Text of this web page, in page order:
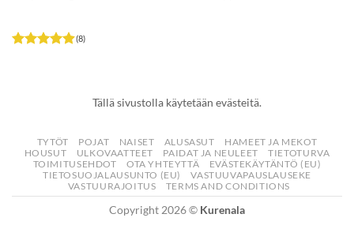
(8)
Tällä sivustolla käytetään evästeitä.
TYTÖT POJAT NAISET ALUSASUT
HAMEET JA MEKOT
HOUSUT
ULKOVAATTEET PAIDAT JA NEULEET
TIETOTURVA
TOIMITUSEHDOT
OTA YHTEYTTÄ
EVÄSTEKÄYTÄNTÖ (EU)
TIETOSUOJALAUSUNTO (EU)
VASTUUVAPAUSLAUSEKE
VASTUURAJOITUS
TERMS AND CONDITIONS
Copyright 2026 © Kurenala